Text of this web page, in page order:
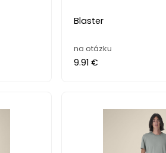
Blaster
na otázku
9.91 €